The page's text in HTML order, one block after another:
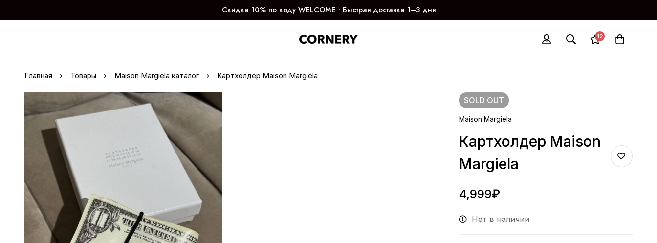
Скидка 10% по коду WELCOME ∙ Быстрая доставка 1–3 дня
12
Главная Товары Maison Margiela каталог Картхолдер Maison Margiela
SOLD OUT
Maison Margiela
Картхолдер Maison
Margiela
4,999₽
Нет в наличии